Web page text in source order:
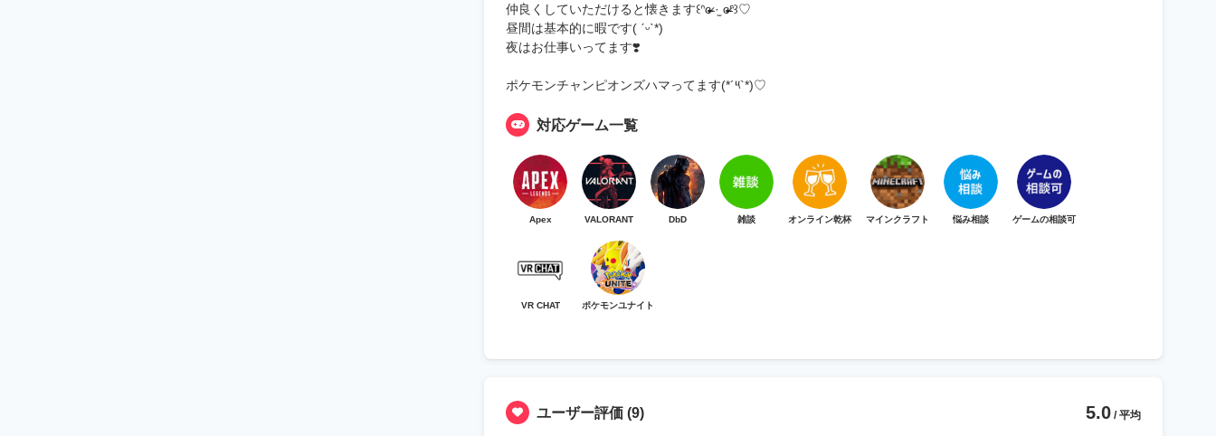
仲良くしていただけると懐きます꒰ᐢɞ̴̶̷ ·̫ ɞ̴̶̷ᐢ꒱♡
昼間は基本的に暇です( ˊᵕˋ*)
夜はお仕事いってます❣️
ポケモンチャンピオンズハマってます(*´༥`*)♡
対応ゲーム一覧
Apex VALORANT DbD 雑談 オンライン乾杯 マインクラフト 悩み相談 ゲームの相談可
VR CHAT ポケモンユナイト
ユーザー評価 (9) 5.0 / 平均